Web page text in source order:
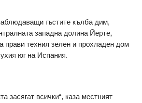
гъстите кълба дим,
западна долина Йерте,
прави техния зелен и прохладен дом
юг на Испания.
засягат всички“, каза местният